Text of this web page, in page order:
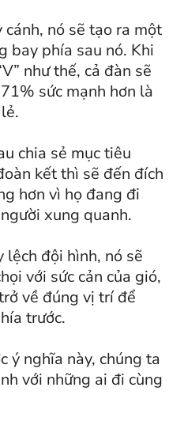
nó sẽ tạo ra một
bay phía sau nó. Khi
như thế, cả đàn sẽ
sức mạnh hơn là
chia sẻ mục tiêu
kết thì sẽ đến đích
hơn vì họ đang đi
xung quanh.
lệch đội hình, nó sẽ
với sức cản của gió,
về đúng vị trí để
trước.
ý nghĩa này, chúng ta
với những ai đi cùng